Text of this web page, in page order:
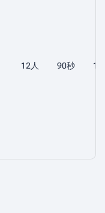
12人 90秒 10